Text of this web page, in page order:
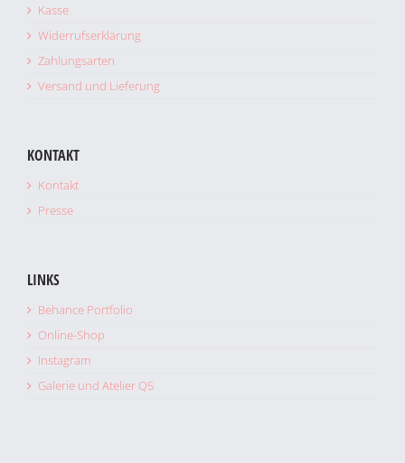
Kasse
Widerrufserklärung
Zahlungsarten
Versand und Lieferung
KONTAKT
Kontakt
Presse
LINKS
Behance Portfolio
Online-Shop
Instagram
Galerie und Atelier Q5